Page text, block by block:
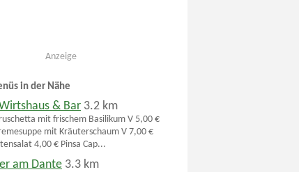
Anzeige
in der Nähe
& Bar 3.2 km
mit frischem Basilikum V 5,00 €
mit Kräuterschaum V 7,00 €
4,00 € Pinsa Cap...
am Dante 3.3 km